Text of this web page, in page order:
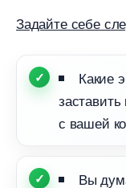
Задайте себе
Какие
с вашей
ы